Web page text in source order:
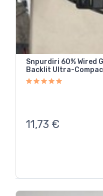
Snpurdiri 60% Wired
Backlit Ultra-
11,73 €